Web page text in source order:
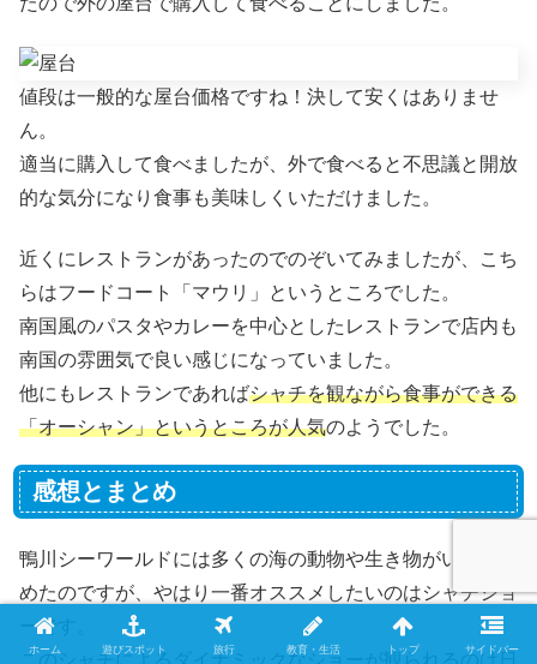
値段は一般的な屋台価格ですね！決して安くはありませ
ん。
適当に購入して食べましたが、外で食べると不思議と開放
的な気分になり食事も美味しくいただけました。
近くにレストランがあったのでのぞいてみましたが、こち
らはフードコート「マウリ」というところでした。
南国風のパスタやカレーを中心としたレストランで店内も
南国の雰囲気で良い感じになっていました。
他にもレストランであればシャチを観ながら食事ができる
「オーシャン」というところが人気のようでした。
感想とまとめ
鴨川シーワールドには多くの海の動物や生き物がいて楽し
めたのですが、やはり一番オススメしたいのはシャチショ
ーです。
ホーム 遊びスポット 旅行 教育・生活 トップ サイドバー